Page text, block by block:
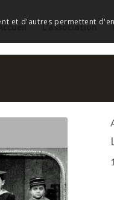
L’association
et d'autres permettent